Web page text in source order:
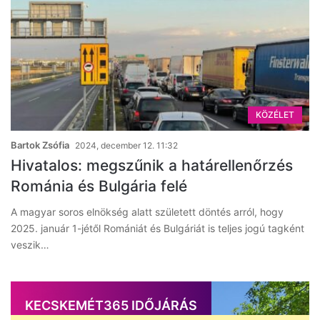
KÖZÉLET
Bartok Zsófia 2024, december 12. 11:32
Hivatalos: megszűnik a határellenőrzés
Románia és Bulgária felé
A magyar soros elnökség alatt született döntés arról, hogy
2025. január 1-jétől Romániát és Bulgáriát is teljes jogú tagként
veszik…
KECSKEMÉT365 IDŐJÁRÁS